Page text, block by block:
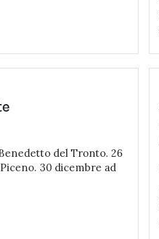
del Tronto. 26
30 dicembre ad